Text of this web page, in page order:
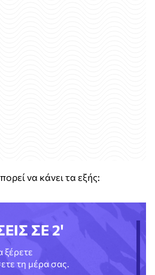
να κάνει τα εξής:
ΣΕ 2'
ξέρετε
τη μέρα σας.